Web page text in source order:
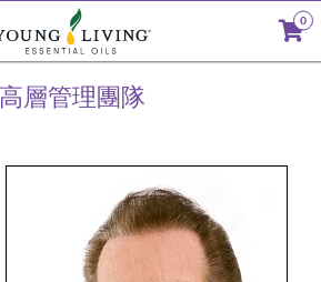
0
高層管理團隊